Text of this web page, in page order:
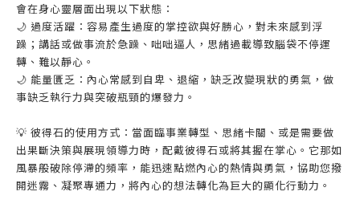
會在身心靈層面出現以下狀態：
🌙 過度活躍：容易產生過度的掌控欲與好勝心，對未來感到浮
躁；講話或做事流於急躁、咄咄逼人，思緒過載導致腦袋不停運
轉、難以靜心。
🌙 能量匱乏：內心常感到自卑、退縮，缺乏改變現狀的勇氣，做
事缺乏執行力與突破瓶頸的爆發力。
💡 彼得石的使用方式：當面臨事業轉型、思緒卡關、或是需要做
出果斷決策與展現領導力時，配戴彼得石或將其握在掌心。它那如
風暴般破除停滯的頻率，能迅速點燃內心的熱情與勇氣，協助您撥
開迷霧、凝聚專通力，將內心的想法轉化為巨大的顯化行動力。